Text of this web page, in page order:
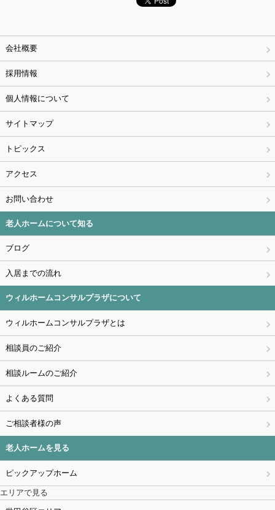
会社概要
採用情報
個人情報について
サイトマップ
トピックス
アクセス
お問い合わせ
老人ホームについて知る
ブログ
入居までの流れ
ウィルホームコンサルプラザについて
ウィルホームコンサルプラザとは
相談員のご紹介
相談ルームのご紹介
よくある質問
ご相談者様の声
老人ホームを見る
ピックアップホーム
エリアで見る